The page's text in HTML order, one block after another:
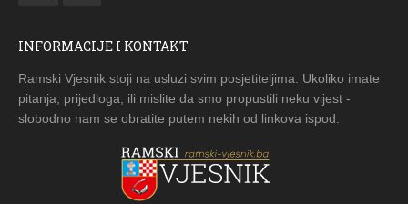
INFORMACIJE I KONTAKT
Ramski Vjesnik stoji na usluzi svim posjetiteljima. Ukoliko imate
pitanja, prijedloga, ili mislite da smo propustili neku vijest -
slobodno nam se obratite putem nekih od linkova ispod.